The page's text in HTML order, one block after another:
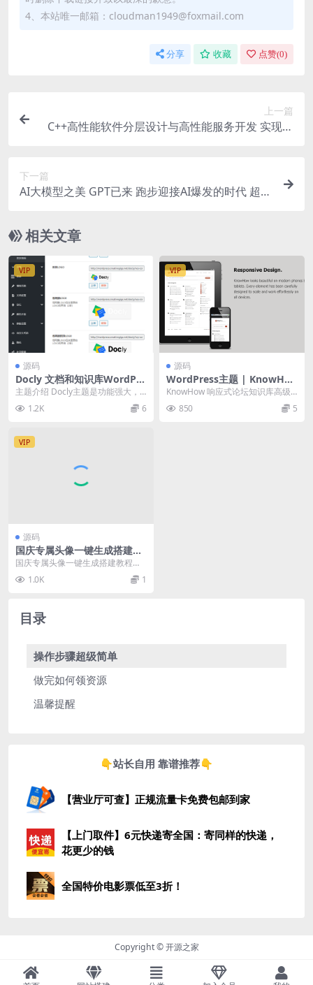
4、本站唯一邮箱：cloudman1949@foxmail.com
分享 收藏 点赞(0)
上一篇
C++高性能软件分层设计与高性能服务开发 实现分
下一篇
AI大模型之美 GPT已来 跑步迎接AI爆发的时代 超级
相关文章
VIP
源码
Docly 文档和知识库WordPre
ss主题汉化版1.5.5
主题介绍 Docly主题是功能强大，
响应迅速且高性能的在线文档Word
Press...
1.2K 6
VIP
源码
WordPress主题 | KnowHo
w 响应式论坛知识库高级汉化
KnowHow 响应式论坛知识库高级
850 5
VIP
源码
国庆专属头像一键生成搭建教
程，附源码！
国庆专属头像一键生成搭建教程，
1.0K 1
目录
操作步骤超级简单
做完如何领资源
温馨提醒
👇站长自用 靠谱推荐👇
【营业厅可查】正规流量卡免费包邮到家
【上门取件】6元快递寄全国：寄同样的快递，
花更少的钱
全国特价电影票低至3折！
Copyright © 开源之家